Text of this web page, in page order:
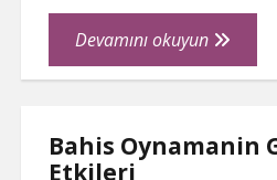
TWITTER BEĞENI
Devamını okuyunMasif
Parke
Yapilir
Bahis Oynamanin
Etkileri